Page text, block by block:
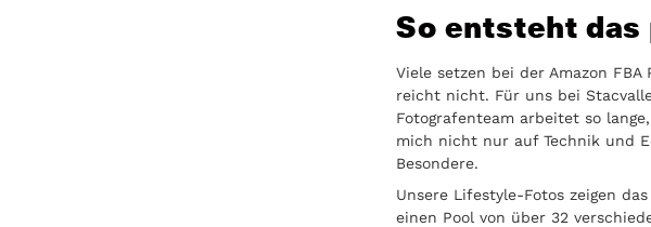
So entsteht
Viele setzen bei der Amazon
reicht nicht. Für uns bei
Fotografenteam arbeitet so
mich nicht nur auf Technik und
Besondere.
Unsere Lifestyle-Fotos zeigen
einen Pool von über 32